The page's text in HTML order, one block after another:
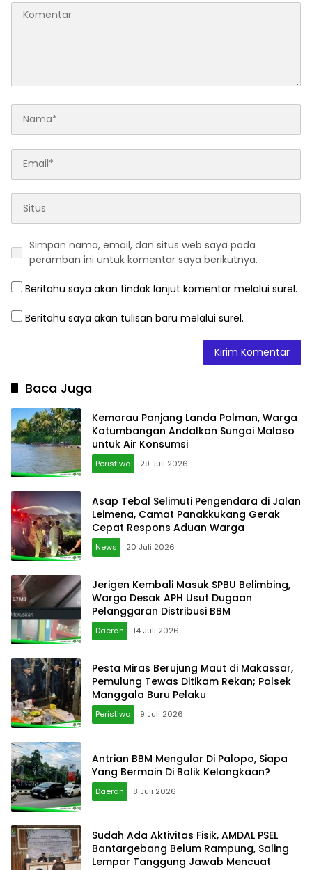
Simpan nama, email, dan situs web saya pada
peramban ini untuk komentar saya berikutnya.
Beritahu saya akan tindak lanjut komentar melalui surel.
Beritahu saya akan tulisan baru melalui surel.
Baca Juga
Kemarau Panjang Landa Polman, Warga
Katumbangan Andalkan Sungai Maloso
untuk Air Konsumsi
Peristiwa 29 Juli 2026
Asap Tebal Selimuti Pengendara di Jalan
Leimena, Camat Panakkukang Gerak
Cepat Respons Aduan Warga
News 20 Juli 2026
Jerigen Kembali Masuk SPBU Belimbing,
Warga Desak APH Usut Dugaan
Pelanggaran Distribusi BBM
Daerah 14 Juli 2026
Pesta Miras Berujung Maut di Makassar,
Pemulung Tewas Ditikam Rekan; Polsek
Manggala Buru Pelaku
Peristiwa 9 Juli 2026
Antrian BBM Mengular Di Palopo, Siapa
Yang Bermain Di Balik Kelangkaan?
Daerah 8 Juli 2026
Sudah Ada Aktivitas Fisik, AMDAL PSEL
Bantargebang Belum Rampung, Saling
Lempar Tanggung Jawab Mencuat